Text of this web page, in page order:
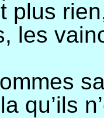
plus
les
qu’ils